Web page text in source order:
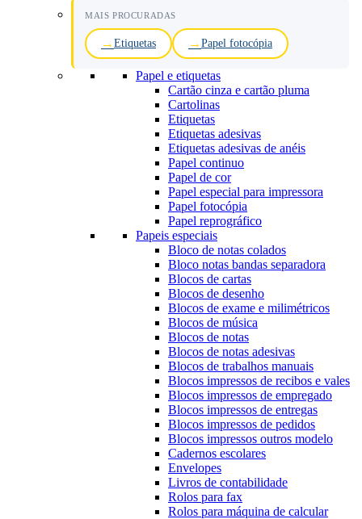
MAIS PROCURADAS
Etiquetas Papel fotocópia
Papel e etiquetas
Cartão cinza e cartão pluma
Cartolinas
Etiquetas
Etiquetas adesivas
Etiquetas adesivas de anéis
Papel continuo
Papel de cor
Papel especial para impressora
Papel fotocópia
Papel reprográfico
Papeis especiais
Bloco de notas colados
Bloco notas bandas separadora
Blocos de cartas
Blocos de desenho
Blocos de exame e milimétricos
Blocos de música
Blocos de notas
Blocos de notas adesivas
Blocos de trabalhos manuais
Blocos impressos de recibos e vales
Blocos impressos de empregado
Blocos impressos de entregas
Blocos impressos de pedidos
Blocos impressos outros modelo
Cadernos escolares
Envelopes
Livros de contabilidade
Rolos para fax
Rolos para máquina de calcular